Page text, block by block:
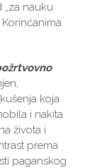
„za nauku
Korinćanima
koja
i nakita
života i
prema
paganskog